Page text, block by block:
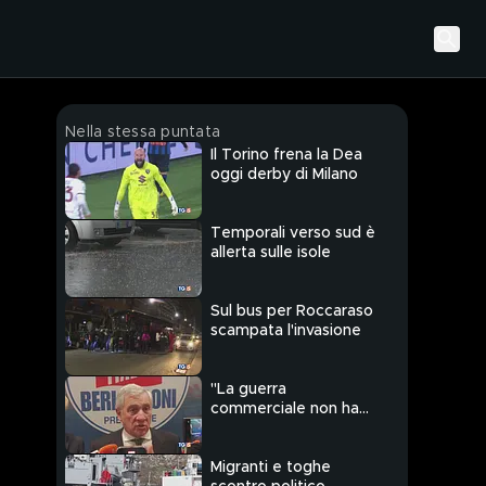
Nella stessa puntata
Il Torino frena la Dea
oggi derby di Milano
Temporali verso sud è
allerta sulle isole
Sul bus per Roccaraso
scampata l'invasione
"La guerra
commerciale non ha
Migranti e toghe